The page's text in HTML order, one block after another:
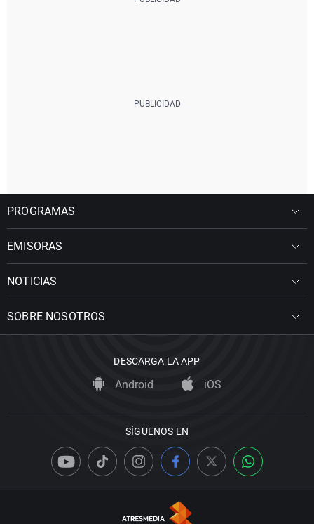
PROGRAMAS
EMISORAS
NOTICIAS
SOBRE NOSOTROS
DESCARGA LA APP
Android iOS
SÍGUENOS EN